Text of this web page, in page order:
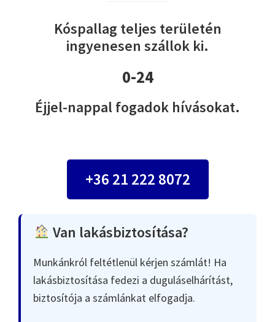
Kóspallag teljes területén
ingyenesen szállok ki.
0-24
Éjjel-nappal fogadok hívásokat.
+36 21 222 8072
Van lakásbiztosítása?
Munkánkról feltétlenül kérjen számlát! Ha
lakásbiztosítása fedezi a duguláselhárítást,
biztosítója a számlánkat elfogadja.